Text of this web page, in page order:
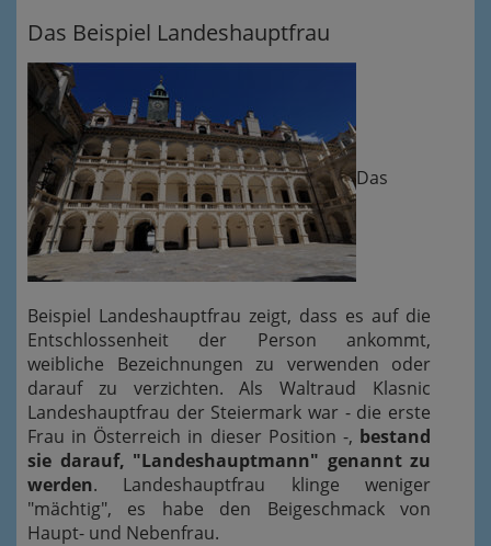
Das Beispiel Landeshauptfrau
Das
Beispiel Landeshauptfrau zeigt, dass es auf die
Entschlossenheit der Person ankommt,
weibliche Bezeichnungen zu verwenden oder
darauf zu verzichten. Als Waltraud Klasnic
Landeshauptfrau der Steiermark war - die erste
Frau in Österreich in dieser Position -, bestand
sie darauf, "Landeshauptmann" genannt zu
werden. Landeshauptfrau klinge weniger
"mächtig", es habe den Beigeschmack von
Haupt- und Nebenfrau.